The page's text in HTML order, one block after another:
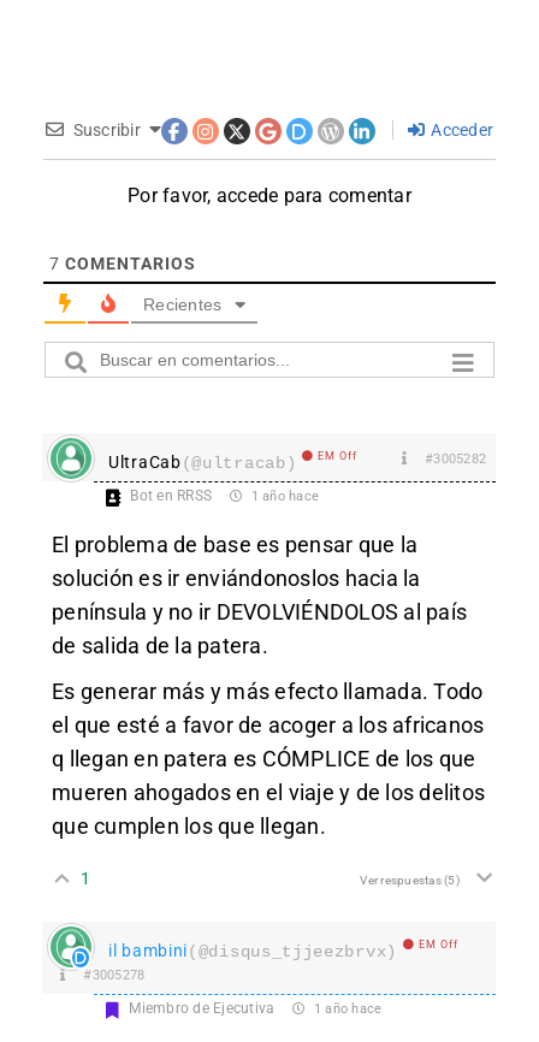
Suscribir Acceder
Por favor, accede para comentar
7 COMENTARIOS
Recientes
UltraCab(@ultracab) EM Off #3005282
Bot en RRSS 1 año hace
El problema de base es pensar que la
solución es ir enviándonoslos hacia la
península y no ir DEVOLVIÉNDOLOS al país
de salida de la patera.
Es generar más y más efecto llamada. Todo
el que esté a favor de acoger a los africanos
q llegan en patera es CÓMPLICE de los que
mueren ahogados en el viaje y de los delitos
que cumplen los que llegan.
1 Ver respuestas(5)
il bambini(@disqus_tjjeezbrvx) EM Off
#3005278
Miembro de Ejecutiva 1 año hace